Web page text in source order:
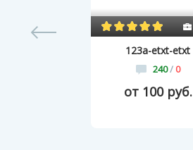
123a-etxt-etxt
240/ 0
от 100 руб.